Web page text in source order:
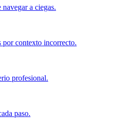
a ciegas.
por contexto incorrecto.
profesional.
paso.